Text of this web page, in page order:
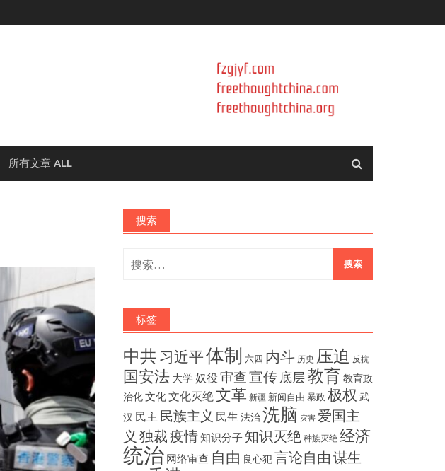
所有文章 ALL
搜索
搜
索：
标签
中共习近平体制 六四 内斗 历史 压迫 反抗
国安法 大学 奴役 审查宣传底层教育 教育政
治化文化文化灭绝文革 新疆 新闻自由 暴政 极权 武
汉 民主 民族主义 民生 法治洗脑 灾害 爱国主
义 独裁疫情知识分子 知识灭绝 种族灭绝 经济
统治 网络审查 自由 良心犯言论自由 谋生